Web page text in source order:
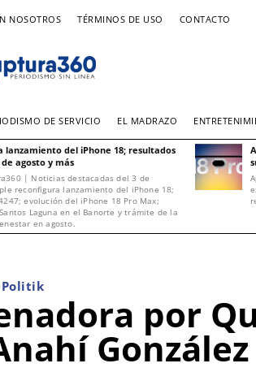
NOSOTROS TÉRMINOS DE USO CONTACTO
DE SERVICIO EL MADRAZO
lanzamiento del iPhone 18; resultados
agosto y más
| Noticias destacadas del 3 de
reconfigura lanzamiento del iPhone 18;
evolución del iPhone 18 Pro Max;
Laguna en el Banorte y trámite de la
en agosto.
Politik
por
González